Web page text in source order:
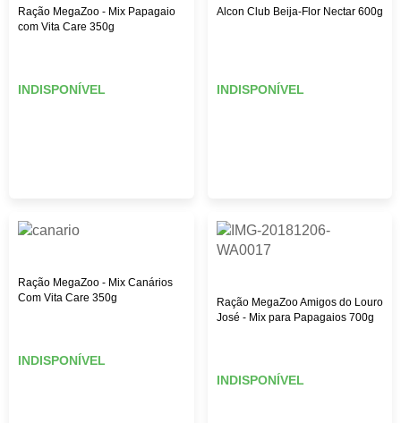
Ração MegaZoo - Mix Papagaio
com Vita Care 350g
INDISPONÍVEL
Alcon Club Beija-Flor Nectar 600g
INDISPONÍVEL
Ração MegaZoo - Mix Canários
Com Vita Care 350g
INDISPONÍVEL
Ração MegaZoo Amigos do Louro
José - Mix para Papagaios 700g
INDISPONÍVEL